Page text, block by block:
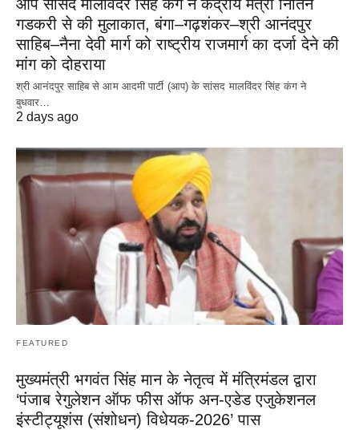
आप सांसद मालविंदर सिंह कंग ने केंद्रीय मंत्री नितिन
गडकरी से की मुलाकात, बंगा–गढ़शंकर–श्री आनंदपुर
साहिब–नैना देवी मार्ग को राष्ट्रीय राजमार्ग का दर्जा देने की
मांग को दोहराया
श्री आनंदपुर साहिब से आम आदमी पार्टी (आप) के सांसद मालविंदर सिंह कंग ने
बुधवार…
2 days ago
FEATURED
मुख्यमंत्री भगवंत सिंह मान के नेतृत्व में मंत्रिमंडल द्वारा
‘पंजाब रेगुलेशन ऑफ फीस ऑफ अन-एडेड एजुकेशनल
इंस्टीट्यूशंस (संशोधन) विधेयक-2026’ पास